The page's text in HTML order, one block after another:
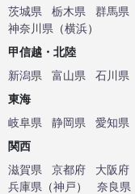
茨城県
栃木県 群馬県
神奈川県 （横浜）
甲信越・北陸
新潟県
富山県 石川県
東海
岐阜県
静岡県 愛知県
関西
滋賀県
京都府 大阪府
兵庫県 （神戸） 奈良県